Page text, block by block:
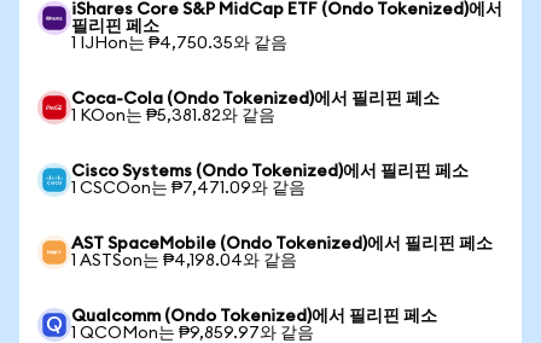
iShares Core S&P MidCap ETF (Ondo Tokenized)에서
필리핀 페소
1 IJHon는 ₱4,750.35와 같음
Coca-Cola (Ondo Tokenized)에서 필리핀 페소
1 KOon는 ₱5,381.82와 같음
Cisco Systems (Ondo Tokenized)에서 필리핀 페소
1 CSCOon는 ₱7,471.09와 같음
AST SpaceMobile (Ondo Tokenized)에서 필리핀 페소
1 ASTSon는 ₱4,198.04와 같음
Qualcomm (Ondo Tokenized)에서 필리핀 페소
1 QCOMon는 ₱9,859.97와 같음